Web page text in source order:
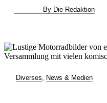
By Die Redaktion
Diverses News & Medien